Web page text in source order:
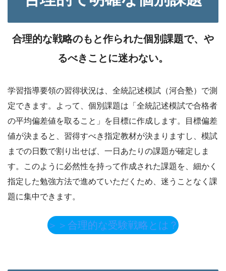
合理的な戦略のもと作られた個別課題で、や
るべきことに迷わない。
学習指導要領の習得状況は、全統記述模試（河合塾）で測
定できます。よって、個別課題は「全統記述模試で合格者
の平均偏差値を取ること」を目標に作成します。目標偏差
値が決まると、習得すべき指定教材が決まりますし、模試
までの日数で割り出せば、一日あたりの課題が確定しま
す。このように必然性を持って作成された課題を、細かく
指定した勉強方法で進めていただくため、迷うことなく課
題に集中できます。
＞＞合理的な受験戦略とは？